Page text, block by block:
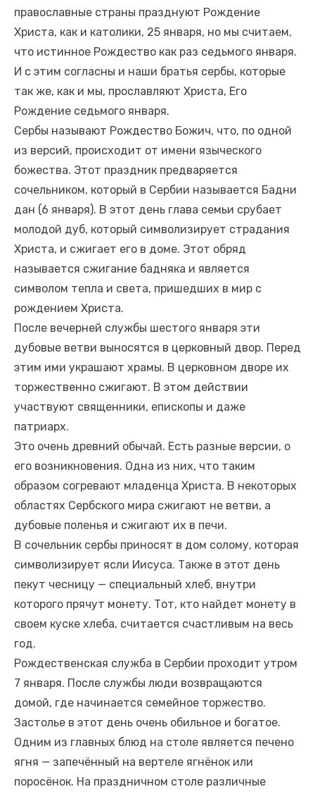
православные страны празднуют Рождение
Христа, как и католики, 25 января, но мы считаем,
что истинное Рождество как раз седьмого января.
И с этим согласны и наши братья сербы, которые
так же, как и мы, прославляют Христа, Его
Рождение седьмого января.
Сербы называют Рождество Божич, что, по одной
из версий, происходит от имени языческого
божества. Этот праздник предваряется
сочельником, который в Сербии называется Бадни
дан (6 января). В этот день глава семьи срубает
молодой дуб, который символизирует страдания
Христа, и сжигает его в доме. Этот обряд
называется сжигание бадняка и является
символом тепла и света, пришедших в мир с
рождением Христа.
После вечерней службы шестого января эти
дубовые ветви выносятся в церковный двор. Перед
этим ими украшают храмы. В церковном дворе их
торжественно сжигают. В этом действии
участвуют священники, епископы и даже
патриарх.
Это очень древний обычай. Есть разные версии, о
его возникновения. Одна из них, что таким
образом согревают младенца Христа. В некоторых
областях Сербского мира сжигают не ветви, а
дубовые поленья и сжигают их в печи.
В сочельник сербы приносят в дом солому, которая
символизирует ясли Иисуса. Также в этот день
пекут чесницу — специальный хлеб, внутри
которого прячут монету. Тот, кто найдет монету в
своем куске хлеба, считается счастливым на весь
год.
Рождественская служба в Сербии проходит утром
7 января. После службы люди возвращаются
домой, где начинается семейное торжество.
Застолье в этот день очень обильное и богатое.
Одним из главных блюд на столе является печено
ягня — запечённый на вертеле ягнёнок или
поросёнок. На праздничном столе различные